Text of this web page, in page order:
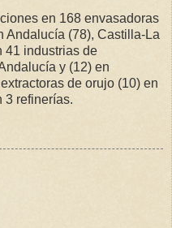
en 168 envasadoras
Andalucía (78), Castilla-La
41 industrias de
y (12) en
de orujo (10) en
3 refinerías.